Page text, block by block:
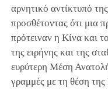
αρνητικό αντίκτυπό
προσθέτοντας ότι μια
πρότειναν η Κίνα και
της ειρήνης και της
ευρύτερη Μέση
γραμμές με τη θέση της